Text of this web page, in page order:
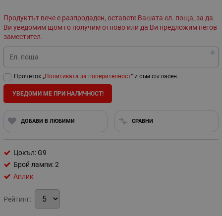
Продуктът вече е разпродаден, оставете Вашата ел. поща, за да
Ви уведомим щом го получим отново или да Ви предложим негов
заместител.
Ел. поща
Прочетох „Политиката за поверителност“ и съм съгласен.
УВЕДОМИ МЕ ПРИ НАЛИЧНОСТ!
ДОБАВИ В ЛЮБИМИ СРАВНИ
Цокъл: G9
Брой лампи: 2
Аплик
Рейтинг: